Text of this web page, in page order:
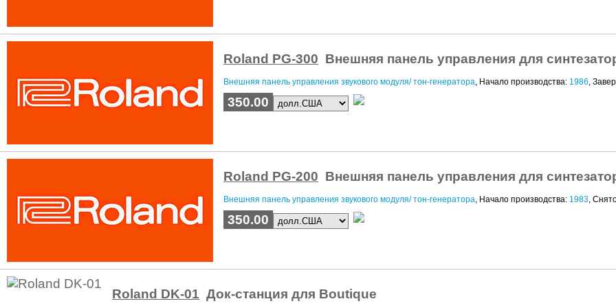
Roland PG-300 Внешняя панель управления для
Внешняя панель управления звукового модуля/ тон-генератора, Начало производства: 1986,
350.00
Roland PG-200 Внешняя панель управления для
Внешняя панель управления звукового модуля/ тон-генератора, Начало производства: 1983,
350.00
Roland DK-01 Док-станция для Boutique